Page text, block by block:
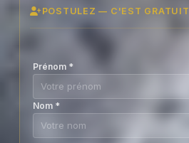
POSTULEZ — C'EST GRATUIT
Prénom *
Nom *